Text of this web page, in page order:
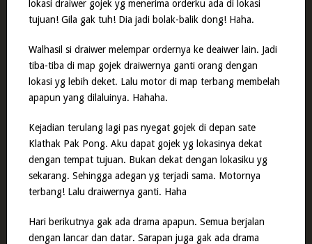
lokasi draiwer gojek yg menerima orderku ada di lokasi
tujuan! Gila gak tuh! Dia jadi bolak-balik dong! Haha.
Walhasil si draiwer melempar ordernya ke deaiwer lain. Jadi
tiba-tiba di map gojek draiwernya ganti orang dengan
lokasi yg lebih deket. Lalu motor di map terbang membelah
apapun yang dilaluinya. Hahaha.
Kejadian terulang lagi pas nyegat gojek di depan sate
Klathak Pak Pong. Aku dapat gojek yg lokasinya dekat
dengan tempat tujuan. Bukan dekat dengan lokasiku yg
sekarang. Sehingga adegan yg terjadi sama. Motornya
terbang! Lalu draiwernya ganti. Haha
Hari berikutnya gak ada drama apapun. Semua berjalan
dengan lancar dan datar. Sarapan juga gak ada drama